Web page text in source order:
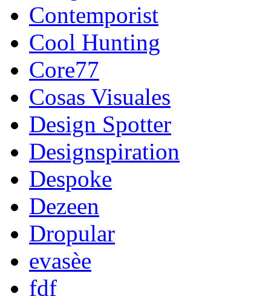
Contemporist
Cool Hunting
Core77
Cosas Visuales
Design Spotter
Designspiration
Despoke
Dezeen
Dropular
evasèe
fdf